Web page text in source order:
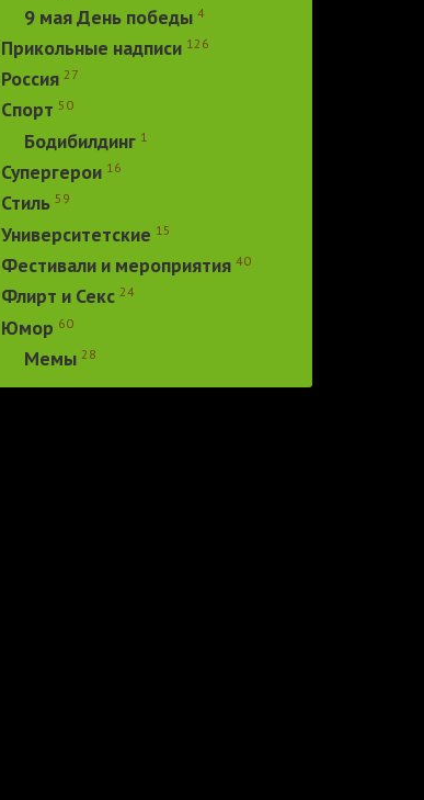
9 мая День победы 4
Прикольные надписи 126
Россия 27
Спорт 50
Бодибилдинг 1
Супергерои 16
Стиль 59
Университетские 15
Фестивали и мероприятия 40
Флирт и Секс 24
Юмор 60
Мемы 28